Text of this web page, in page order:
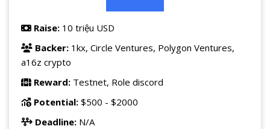
Raise: 10 triệu USD
Backer: 1kx, Circle Ventures, Polygon Ventures,
a16z crypto
Reward: Testnet, Role discord
Potential: $500 - $2000
Deadline: N/A